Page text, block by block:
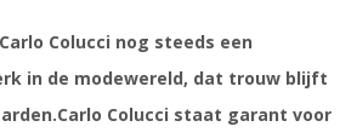
Colucci nog steeds een
in de modewereld, dat trouw blijft
Colucci staat garant voor